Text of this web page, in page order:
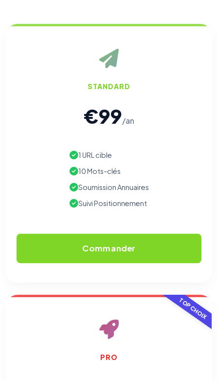
STANDARD
€99/an
1 URL cible
10 Mots-clés
Soumission Annuaires
Suivi Positionnement
Commander
TOP CHOIX
PRO